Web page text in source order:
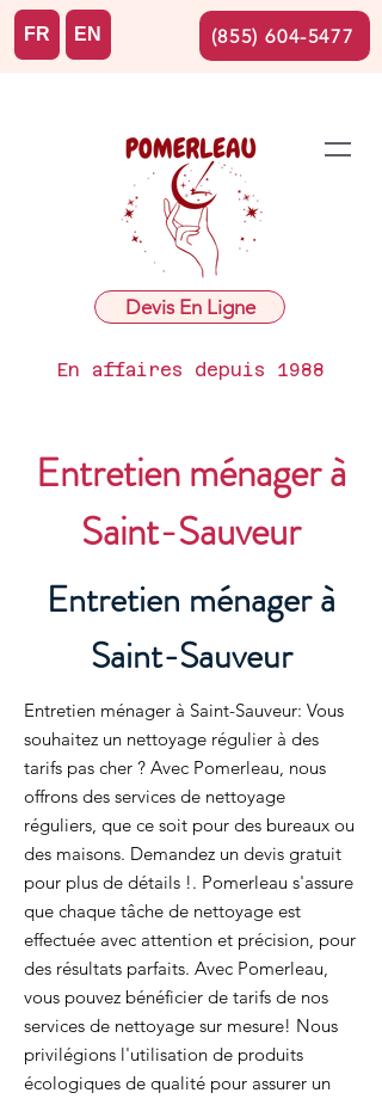
Devis En Ligne
En affaires depuis 1988
FR EN (855) 604-5477
Entretien ménager à
Saint-Sauveur
Entretien ménager à
Saint-Sauveur
Entretien ménager à Saint-Sauveur: Vous
souhaitez un nettoyage régulier à des
tarifs pas cher ? Avec Pomerleau, nous
offrons des services de nettoyage
réguliers, que ce soit pour des bureaux ou
des maisons. Demandez un devis gratuit
pour plus de détails !. Pomerleau s'assure
que chaque tâche de nettoyage est
effectuée avec attention et précision, pour
des résultats parfaits. Avec Pomerleau,
vous pouvez bénéficier de tarifs de nos
services de nettoyage sur mesure! Nous
privilégions l'utilisation de produits
écologiques de qualité pour assurer un